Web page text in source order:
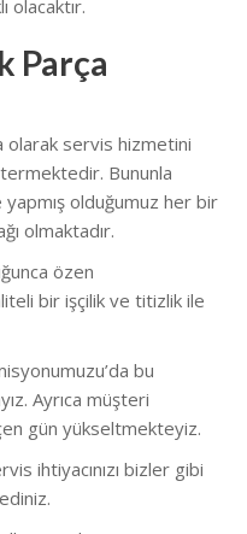
olacaktır.
Parça
olarak servis hizmetini
Bununla
olduğumuz her bir
olmaktadır.
özen
bir işçilik ve titizlik ile
bu
Ayrıca müşteri
gün yükseltmekteyiz.
ihtiyacınızı bizler gibi